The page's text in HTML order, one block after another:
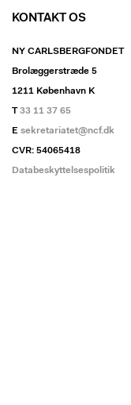
KONTAKT OS
NY CARLSBERGFONDET
Brolæggerstræde 5
1211 København K
T33 11 37 65
E sekretariatet@ncf.dk
CVR: 54065418
Databeskyttelsespolitik